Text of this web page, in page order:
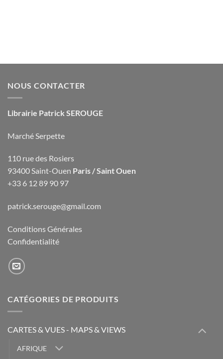
NOUS CONTACTER
Librairie Patrick SEROUGE
Marché Serpette
110 rue des Rosiers
93400 Saint-Ouen Paris / Saint Ouen
+33 6 12 89 90 97
patrick.serouge@gmail.com
Conditions Générales
Confidentialité
CATÉGORIES DE PRODUITS
CARTES & VUES - MAPS & VIEWS
AFRIQUE